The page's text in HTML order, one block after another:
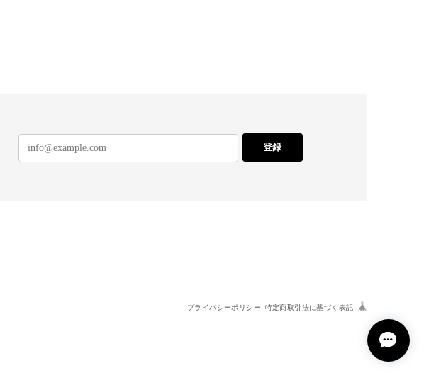
登録
プライバシーポリシー 特定商取引法に基づく表記